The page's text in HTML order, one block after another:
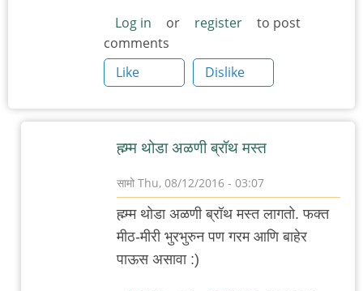
Log in or register
to post
comments
Like
Dislike
ह्म्म्म थोडा अळणी ब्रॉथ मस्त
सामो Thu, 08/12/2016 - 03:07
In
reply
ह्म्म्म थोडा अळणी ब्रॉथ मस्त लागतो. फक्त
मीठ-मीरी भुरभुरुन पण गरम आणि बाहेर
पाऊस असावा :)